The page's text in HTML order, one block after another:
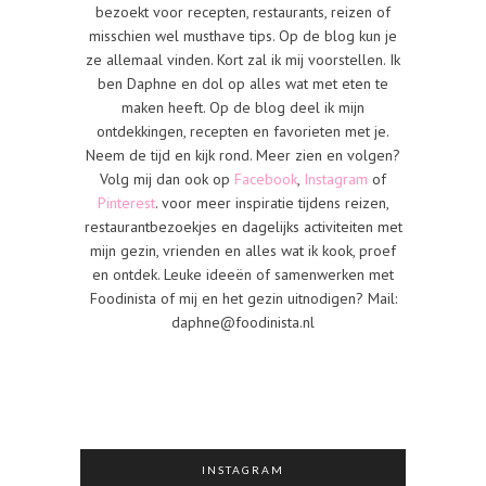
bezoekt voor recepten, restaurants, reizen of
misschien wel musthave tips. Op de blog kun je
ze allemaal vinden. Kort zal ik mij voorstellen. Ik
ben Daphne en dol op alles wat met eten te
maken heeft. Op de blog deel ik mijn
ontdekkingen, recepten en favorieten met je.
Neem de tijd en kijk rond. Meer zien en volgen?
Volg mij dan ook op Facebook, Instagram of
Pinterest. voor meer inspiratie tijdens reizen,
restaurantbezoekjes en dagelijks activiteiten met
mijn gezin, vrienden en alles wat ik kook, proef
en ontdek. Leuke ideeën of samenwerken met
Foodinista of mij en het gezin uitnodigen? Mail:
daphne@foodinista.nl
INSTAGRAM